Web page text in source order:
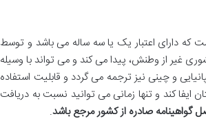
که دارای اعتبار یک یا سه ساله می باشد و توسط
غیر از وطنش، پیدا می کند و می تواند با وسیله
عربي، آلماني، اسپانیایی و چینی نیز ترجمه می گردد و قابلیت استفاده
ایفا کند و تنها زمانی می توانید نسبت به دریافت
گواهینامه صادره از کشور مرجع باشد.